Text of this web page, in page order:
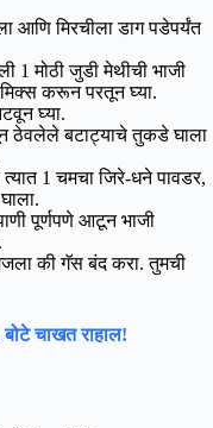
आणि मिरचीला डाग पडेपर्यंत
मोठी जुडी मेथीची भाजी
करून परतून घ्या.
घ्या.
ठेवलेले बटाट्याचे तुकडे घाला
1 चमचा जिरे-धने पावडर,
पूर्णपणे आटून भाजी
की गॅस बंद करा. तुमची
चाखत राहाल!